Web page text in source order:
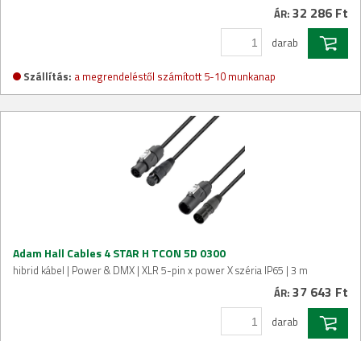
ÁR: 32 286 Ft
darab
Szállítás: a megrendeléstől számított 5-10 munkanap
Adam Hall Cables 4 STAR H TCON 5D 0300
hibrid kábel | Power & DMX | XLR 5-pin x power X széria IP65 | 3 m
ÁR: 37 643 Ft
darab